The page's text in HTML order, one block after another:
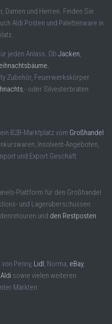
Damen und Herren. Finden Sie
Aldi Posten und Palettenware in
jeden Anlass. Ob Jacken,
,
Zubehör, Feuerwerkskörper
,- oder Silvesterbraten.
B2B-Marktplatz vom Großhandel
Insolvent-Angeboten,
und Export Geschäft.
Plattform für den Großhandel
und Lagerüberschüssen
und den Restposten
von Penny, Lidl , Norma, eBay,
Aldi sowie vielen weiteren
Märkten.